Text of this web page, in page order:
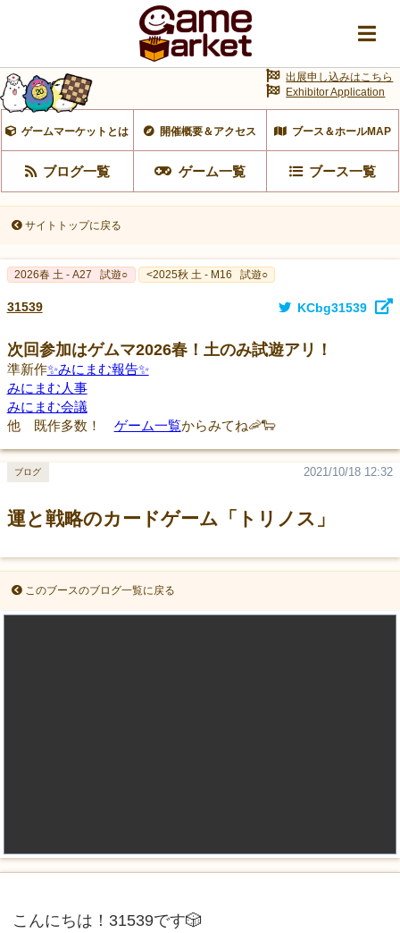
ゲームマーケットとは 開催概要＆アクセス ブース＆ホールMAP
ブログ一覧 ゲーム一覧 ブース一覧
出展申し込みはこちら
Exhibitor Application
サイトトップに戻る
2026春 土 - A27 試遊○ <2025秋 土 - M16 試遊○
31539 KCbg31539
次回参加はゲムマ2026春！土のみ試遊アリ！
準新作✨みにまむ報告✨
みにまむ人事
みにまむ会議
他 既作多数！ ゲーム一覧からみてね🦐🐑
運と戦略のカードゲーム「トリノス」
2021/10/18 12:32
ブログ
このブースのブログ一覧に戻る
こんにちは！31539です🎲